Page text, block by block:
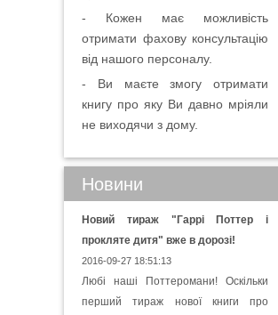
- Кожен має можливість
отримати фахову консультацію
від нашого персоналу.
- Ви маєте змогу отримати
книгу про яку Ви давно мріяли
не виходячи з дому.
Новини
Новий тираж "Гаррі Поттер і
прокляте дитя" вже в дорозі!
2016-09-27 18:51:13
Любі наші Поттеромани! Оскільки
перший тираж нової книги про